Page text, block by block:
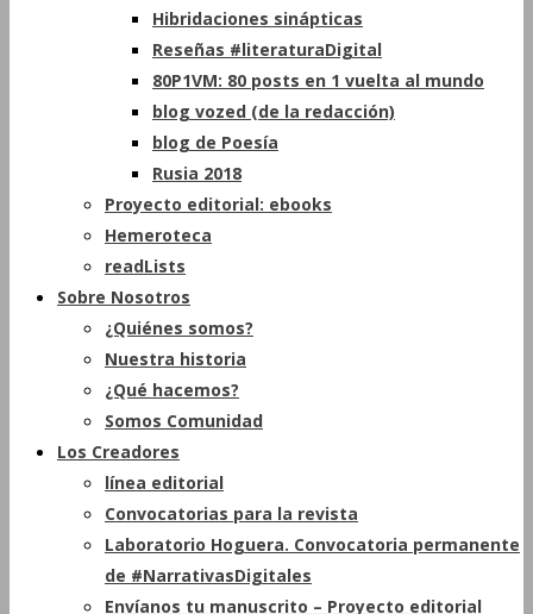
Hibridaciones sinápticas
Reseñas #literaturaDigital
80P1VM: 80 posts en 1 vuelta al mundo
blog vozed (de la redacción)
blog de Poesía
Rusia 2018
Proyecto editorial: ebooks
Hemeroteca
readLists
Sobre Nosotros
¿Quiénes somos?
Nuestra historia
¿Qué hacemos?
Somos Comunidad
Los Creadores
línea editorial
Convocatorias para la revista
Laboratorio Hoguera. Convocatoria permanente
de #NarrativasDigitales
Envíanos tu manuscrito – Proyecto editorial